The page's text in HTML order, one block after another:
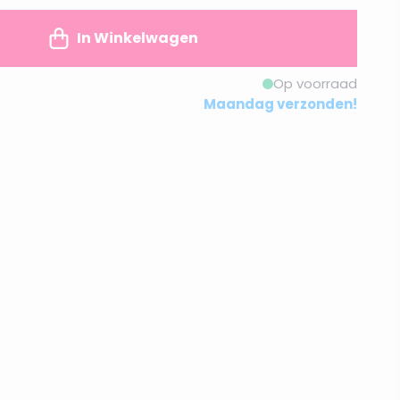
In Winkelwagen
Op voorraad
Maandag verzonden!